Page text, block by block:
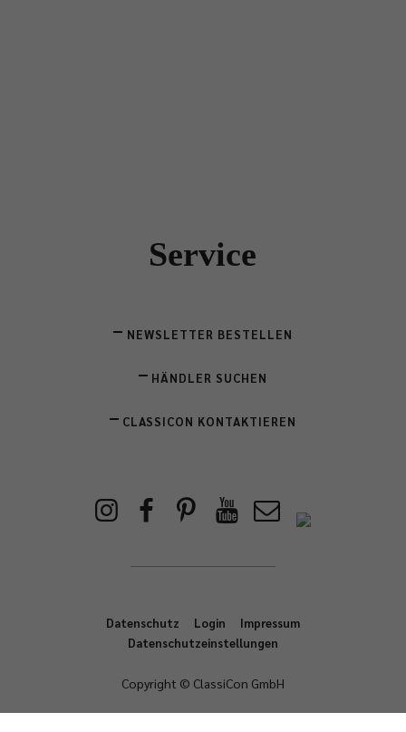
Service
NEWSLETTER BESTELLEN
HÄNDLER SUCHEN
CLASSICON KONTAKTIEREN
Datenschutz Login
Impressum
Datenschutzeinstellungen
Copyright © ClassiCon GmbH